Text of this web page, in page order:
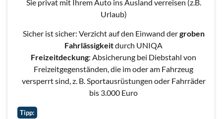
Sie privat mit Ihrem Auto ins Ausland verreisen (z.B.
Urlaub)
Sicher ist sicher: Verzicht auf den Einwand dergroben
Fahrlässigkeitdurch UNIQA
Freizeitdeckung: Absicherung bei Diebstahl von
Freizeitgegenständen, die im oder am Fahrzeug
versperrt sind, z. B. Sportausrüstungen oder Fahrräder
bis 3.000 Euro
Tipp: